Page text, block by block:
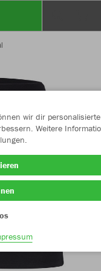
wir dir personalisierte
Weitere